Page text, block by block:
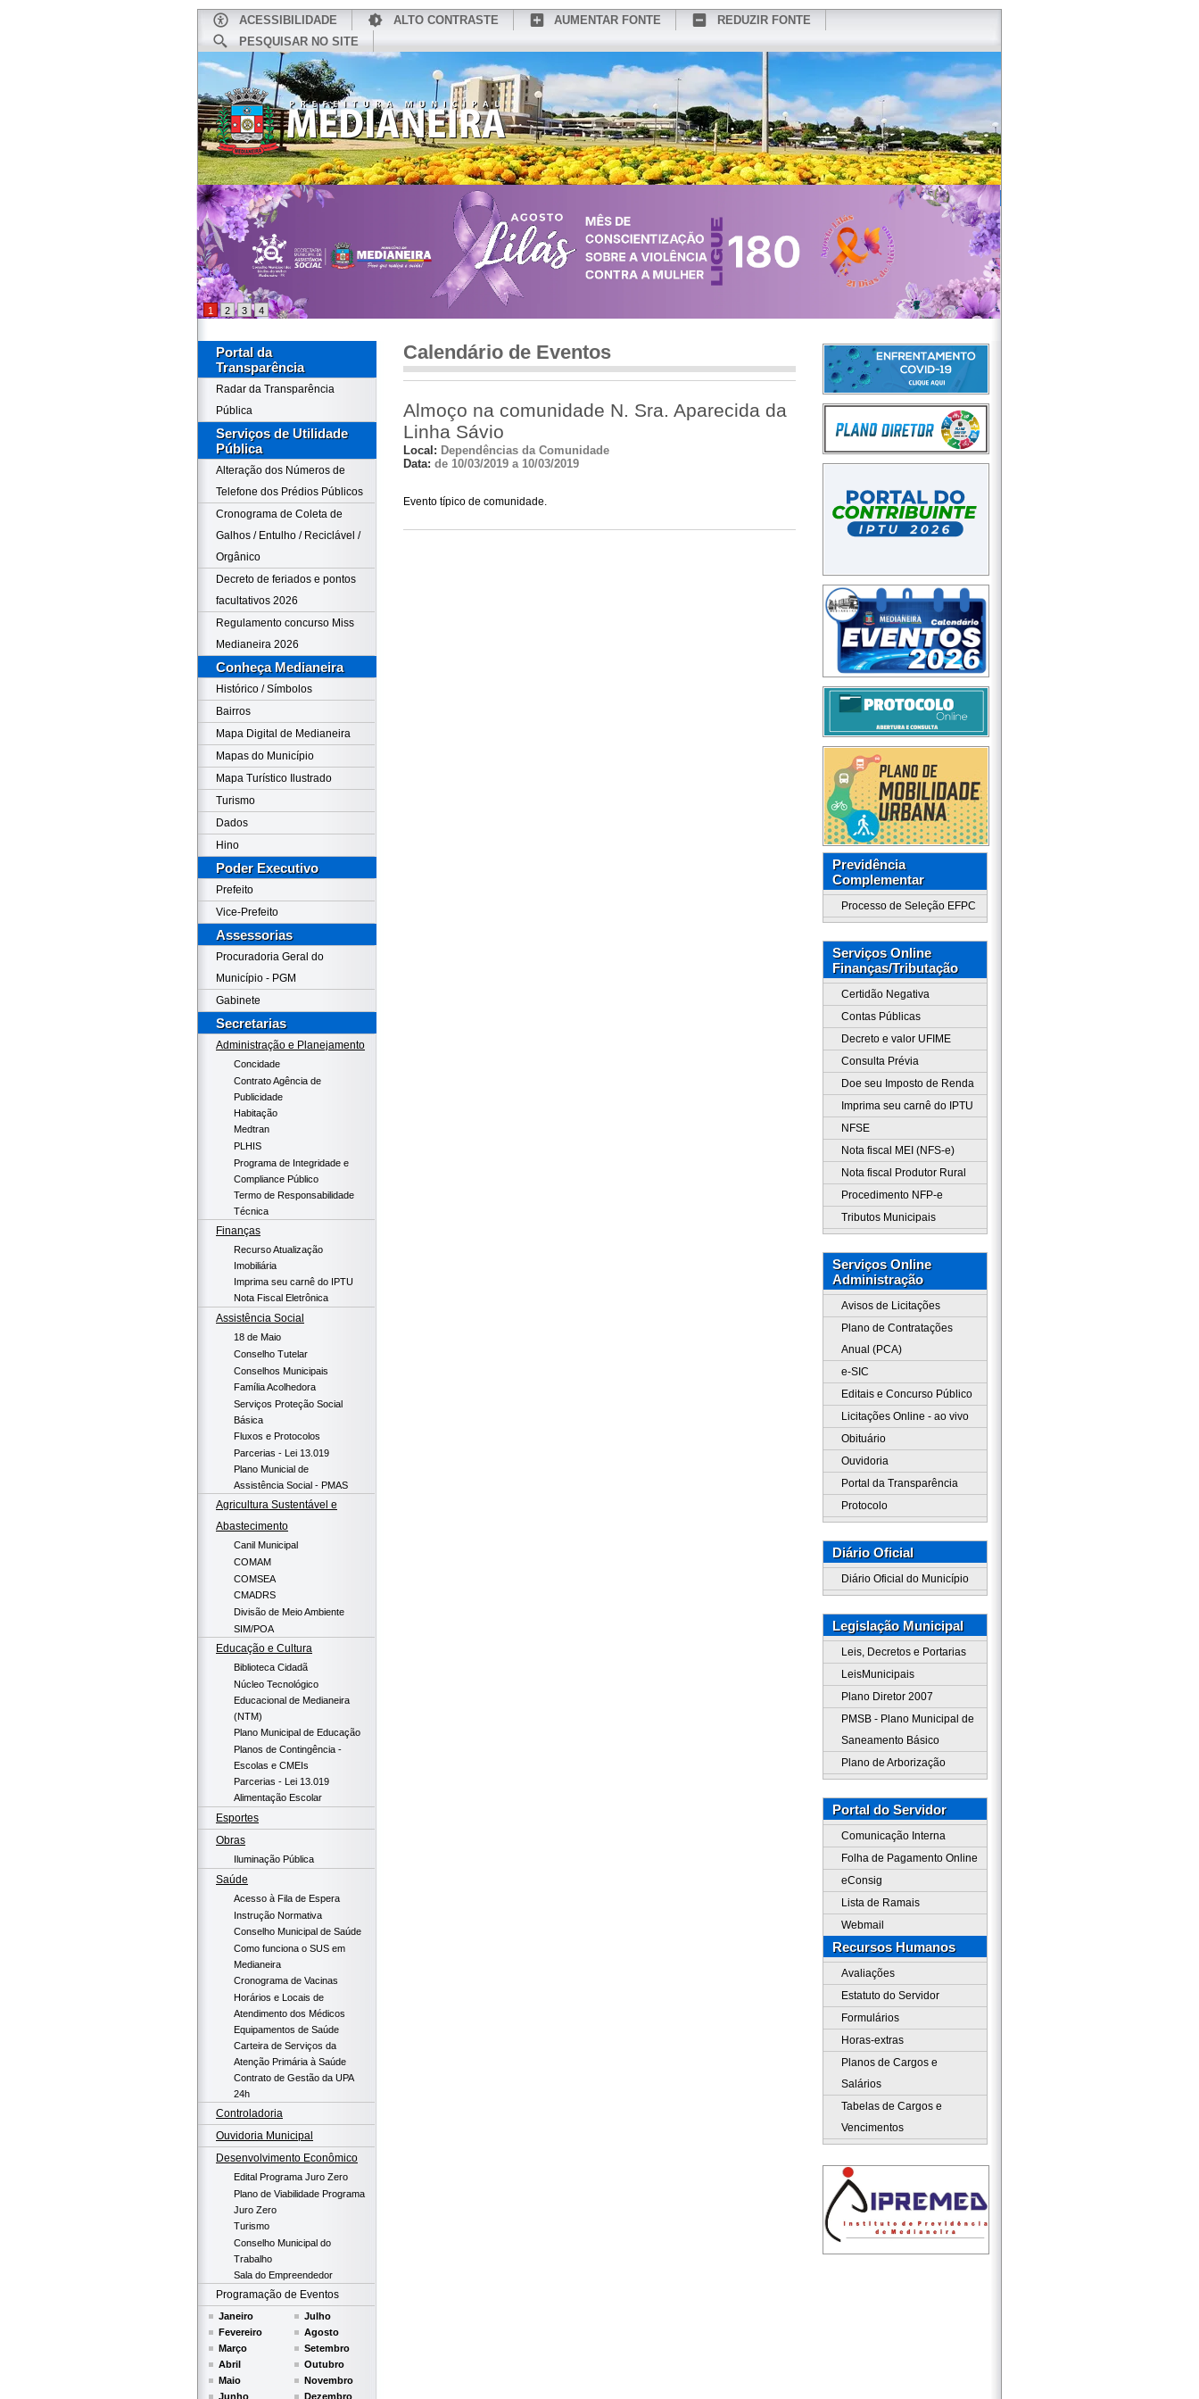
ACESSIBILIDADE ALTO CONTRASTE AUMENTAR FONTE
REDUZIR FONTE
PESQUISAR NO SITE
CONHEÇA MEDIANEIRA REDES SOCIAIS WEBMAIL
1 2 3 4
Portal da
Transparência
Radar da Transparência
Pública
Serviços de Utilidade
Pública
Alteração dos Números de
Telefone dos Prédios Públicos
Cronograma de Coleta de
Galhos / Entulho / Reciclável /
Orgânico
Decreto de feriados e pontos
facultativos 2026
Regulamento concurso Miss
Medianeira 2026
Conheça Medianeira
Histórico / Símbolos
Bairros
Mapa Digital de Medianeira
Mapas do Município
Mapa Turístico Ilustrado
Turismo
Dados
Hino
Poder Executivo
Prefeito
Vice-Prefeito
Assessorias
Procuradoria Geral do
Município - PGM
Gabinete
Secretarias
Administração e Planejamento
Concidade
Contrato Agência de
Publicidade
Habitação
Medtran
PLHIS
Programa de Integridade e
Compliance Público
Termo de Responsabilidade
Técnica
Finanças
Recurso Atualização
Imobiliária
Imprima seu carnê do IPTU
Nota Fiscal Eletrônica
Assistência Social
18 de Maio
Conselho Tutelar
Conselhos Municipais
Família Acolhedora
Serviços Proteção Social
Básica
Fluxos e Protocolos
Parcerias - Lei 13.019
Plano Municial de
Assistência Social - PMAS
Agricultura Sustentável e
Abastecimento
Canil Municipal
COMAM
COMSEA
CMADRS
Divisão de Meio Ambiente
SIM/POA
Educação e Cultura
Biblioteca Cidadã
Núcleo Tecnológico
Educacional de Medianeira
(NTM)
Plano Municipal de Educação
Planos de Contingência -
Escolas e CMEIs
Parcerias - Lei 13.019
Alimentação Escolar
Esportes
Obras
Iluminação Pública
Saúde
Acesso à Fila de Espera
Instrução Normativa
Conselho Municipal de Saúde
Como funciona o SUS em
Medianeira
Cronograma de Vacinas
Horários e Locais de
Atendimento dos Médicos
Equipamentos de Saúde
Carteira de Serviços da
Atenção Primária à Saúde
Contrato de Gestão da UPA
24h
Controladoria
Ouvidoria Municipal
Desenvolvimento Econômico
Edital Programa Juro Zero
Plano de Viabilidade Programa
Juro Zero
Turismo
Conselho Municipal do
Trabalho
Sala do Empreendedor
Programação de Eventos
Janeiro
Fevereiro
Março
Abril
Maio
Junho
Julho
Agosto
Setembro
Outubro
Novembro
Dezembro
Calendário de Eventos
Almoço na comunidade N. Sra. Aparecida da
Linha Sávio
Local: Dependências da Comunidade
Data: de 10/03/2019 a 10/03/2019
Evento típico de comunidade.
Previdência
Complementar
Processo de Seleção EFPC
Serviços Online
Finanças/Tributação
Certidão Negativa
Contas Públicas
Decreto e valor UFIME
Consulta Prévia
Doe seu Imposto de Renda
Imprima seu carnê do IPTU
NFSE
Nota fiscal MEI (NFS-e)
Nota fiscal Produtor Rural
Procedimento NFP-e
Tributos Municipais
Serviços Online
Administração
Avisos de Licitações
Plano de Contratações
Anual (PCA)
e-SIC
Editais e Concurso Público
Licitações Online - ao vivo
Obituário
Ouvidoria
Portal da Transparência
Protocolo
Diário Oficial
Diário Oficial do Município
Legislação Municipal
Leis, Decretos e Portarias
LeisMunicipais
Plano Diretor 2007
PMSB - Plano Municipal de
Saneamento Básico
Plano de Arborização
Portal do Servidor
Comunicação Interna
Folha de Pagamento Online
eConsig
Lista de Ramais
Webmail
Recursos Humanos
Avaliações
Estatuto do Servidor
Formulários
Horas-extras
Planos de Cargos e
Salários
Tabelas de Cargos e
Vencimentos